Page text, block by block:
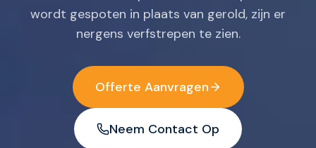
wordt gespoten in plaats van gerold, zijn er
nergens verfstrepen te zien.
Offerte Aanvragen
Neem Contact Op